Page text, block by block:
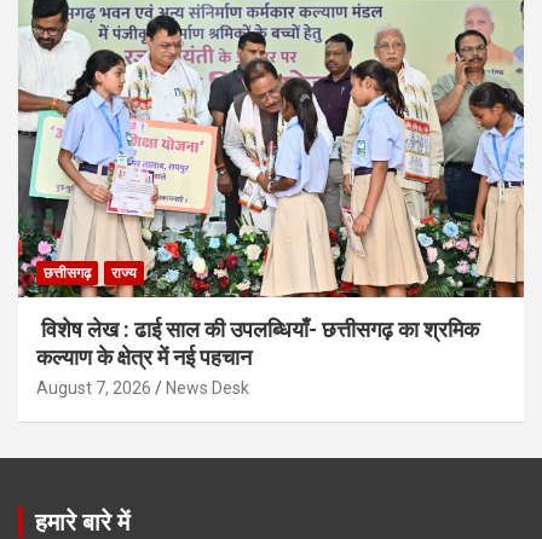
छत्तीसगढ़ राज्य
विशेष लेख : ढाई साल की उपलब्धियाँ- छत्तीसगढ़ का श्रमिक
कल्याण के क्षेत्र में नई पहचान
August 7, 2026 News Desk
हमारे बारे में